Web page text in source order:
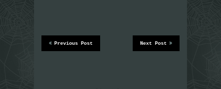
Next Post
Previous Post